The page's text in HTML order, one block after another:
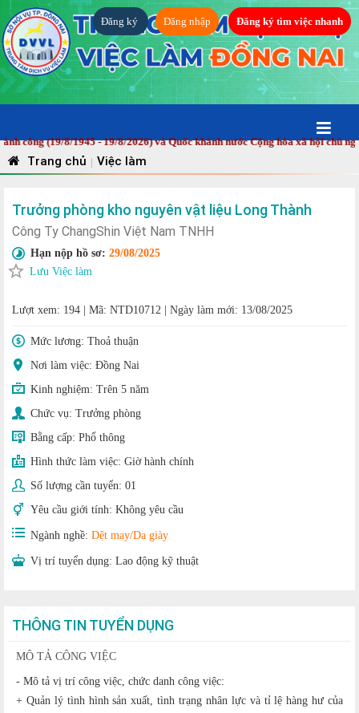
Đăng ký Đăng nhập Đăng ký tìm việc nhanh
(19/8/1945 - 19/8/2026) và Quốc khánh nước Cộng hòa xã hội chủ
Trang chủ | Việc làm
Trưởng phòng kho nguyên vật liệu Long Thành
Công Ty ChangShin Việt Nam TNHH
Hạn nộp hồ sơ: 29/08/2025
Lưu Việc làm
Lượt xem: 194 Mã: NTD10712 Ngày làm mới: 13/08/2025
Mức lương: Thoả thuận
Nơi làm việc: Đồng Nai
Kinh nghiệm: Trên 5 năm
Chức vụ: Trưởng phòng
Bằng cấp: Phổ thông
Hình thức làm việc: Giờ hành chính
Số lượng cần tuyển: 01
Yêu cầu giới tính: Không yêu cầu
Ngành nghề: Dệt may/Da giày
Vị trí tuyển dụng: Lao động kỹ thuật
THÔNG TIN TUYỂN DỤNG
MÔ TẢ CÔNG VIỆC
- Mô tả vị trí công việc, chức danh công việc:
+ Quản lý tình hình sản xuất, tình trạng nhân lực và tỉ lệ hàng hư của